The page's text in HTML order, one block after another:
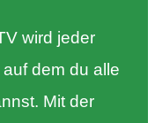
wird jeder
dem du alle
Mit der